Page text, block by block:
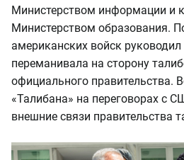
Министерством информации и
Министерством образования.
американских войск
переманивала на сторону
официального правительства.
«Талибана» на переговорах с
внешние связи правительства